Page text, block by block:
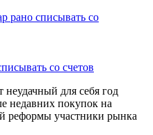
со счетов
неудачный для себя год
недавних покупок на
реформы участники рынка